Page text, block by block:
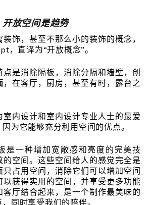
放空间是趋势
饰，甚至不那么小的装饰的概念，
直译为“开放概念”。
是消除隔板，消除分隔和墙壁，创
，在客厅，厨房，甚至有时，露台之
室内设计和室内设计专业人士的最爱
为它能够充分利用空间的优点。
是一种增加宽敞感和亮度的完美技
的空间。这些空间给人的感觉完全是
占用空间，消除它们可以增加空间
以获得实用的空间，并享受更多功能
客厅结合起来，是一个制作最美味的
同时享受我们的陪伴。